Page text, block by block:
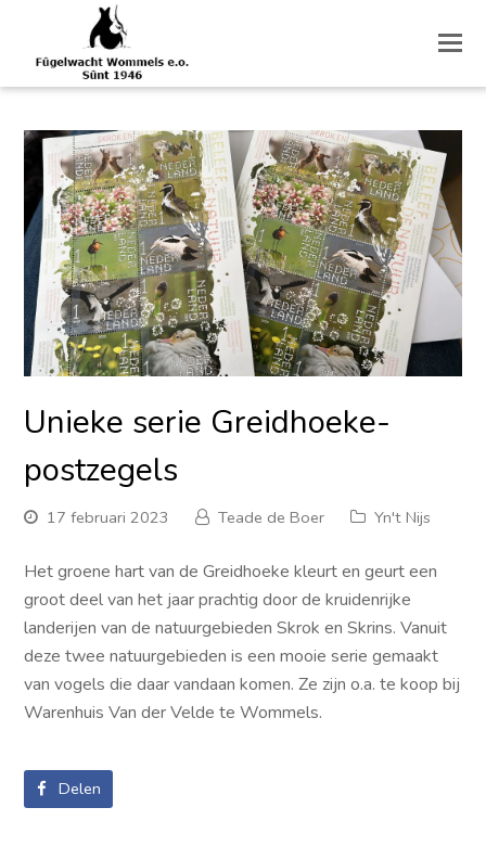
Unieke serie Greidhoeke-
postzegels
17 februari 2023 Teade de Boer Yn't Nijs
Het groene hart van de Greidhoeke kleurt en geurt een
groot deel van het jaar prachtig door de kruidenrijke
landerijen van de natuurgebieden Skrok en Skrins. Vanuit
deze twee natuurgebieden is een mooie serie gemaakt
van vogels die daar vandaan komen. Ze zijn o.a. te koop bij
Warenhuis Van der Velde te Wommels.
Delen